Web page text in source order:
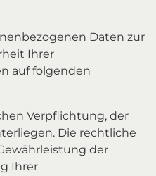
Daten zur
Ihrer
auf folgenden
Verpflichtung, der
Die rechtliche
der
Ihrer